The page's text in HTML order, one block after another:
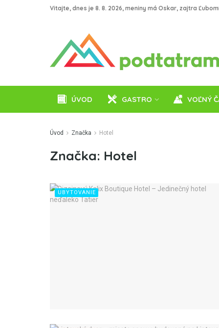
Vitajte, dnes je 8. 8. 2026, meniny má Oskar, zajtra
ÚVOD GASTRO VOĽNÝ
Úvod Značka Hotel
Značka: Hotel
UBYTOVANIE